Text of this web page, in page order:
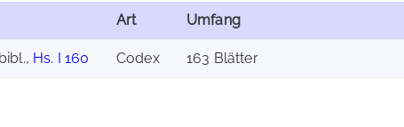
Art Umfang
Hs. I 160 Codex 163 Blätter